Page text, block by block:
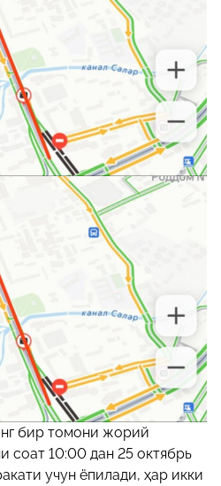
бир томони жорий
соат 10:00 дан 25 октябрь
учун ёпилади, ҳар икки